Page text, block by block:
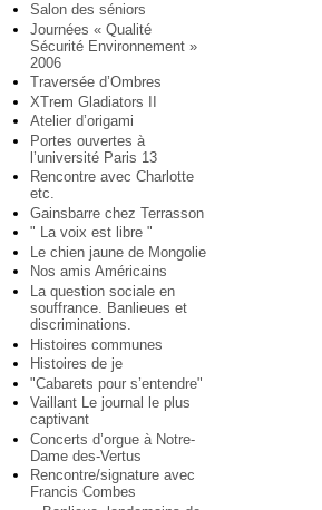
Salon des séniors
Journées « Qualité
Sécurité Environnement »
2006
Traversée d’Ombres
XTrem Gladiators II
Atelier d’origami
Portes ouvertes à
l’université Paris 13
Rencontre avec Charlotte
etc.
Gainsbarre chez Terrasson
" La voix est libre "
Le chien jaune de Mongolie
Nos amis Américains
La question sociale en
souffrance. Banlieues et
discriminations.
Histoires communes
Histoires de je
"Cabarets pour s’entendre"
Vaillant Le journal le plus
captivant
Concerts d’orgue à Notre-
Dame des-Vertus
Rencontre/signature avec
Francis Combes